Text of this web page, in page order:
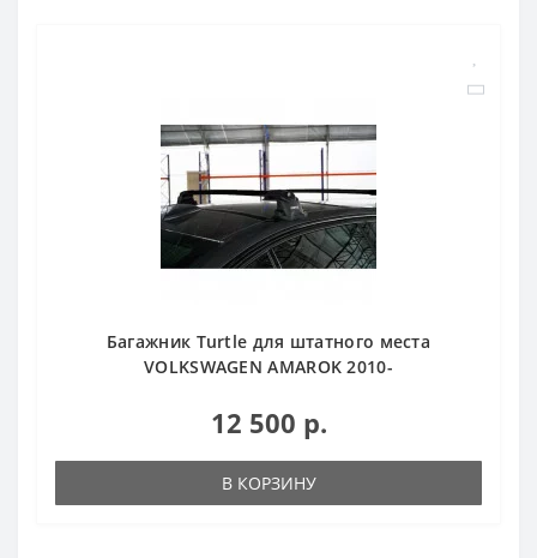
Багажник Turtle для штатного места
VOLKSWAGEN AMAROK 2010-
12 500 р.
В КОРЗИНУ